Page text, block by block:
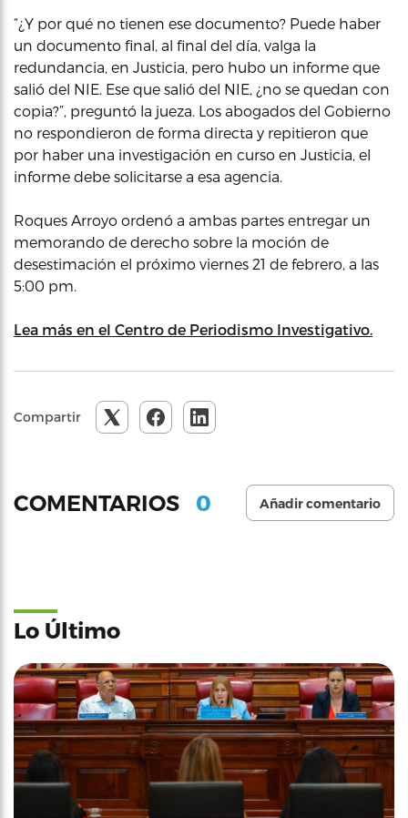
“¿Y por qué no tienen ese documento? Puede haber
un documento final, al final del día, valga la
redundancia, en Justicia, pero hubo un informe que
salió del NIE. Ese que salió del NIE, ¿no se quedan con
copia?”, preguntó la jueza. Los abogados del Gobierno
no respondieron de forma directa y repitieron que
por haber una investigación en curso en Justicia, el
informe debe solicitarse a esa agencia.
Roques Arroyo ordenó a ambas partes entregar un
memorando de derecho sobre la moción de
desestimación el próximo viernes 21 de febrero, a las
5:00 pm.
Lea más en el Centro de Periodismo Investigativo.
Compartir
COMENTARIOS 0 Añadir comentario
Lo Último